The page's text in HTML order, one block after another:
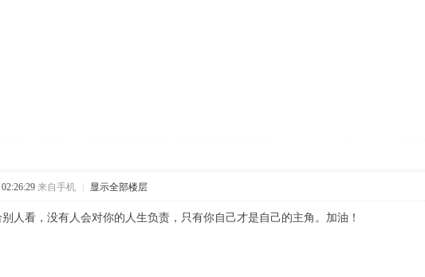
来自手机 显示全部楼层
人看，没有人会对你的人生负责，只有你自己才是自己的主角。加油！